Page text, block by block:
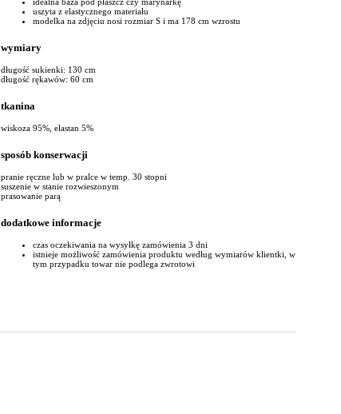
uszyta z elastycznego materiału
modelka na zdjęciu nosi rozmiar S i ma 178 cm wzrostu
wymiary
długość sukienki: 130 cm
długość rękawów: 60 cm
tkanina
wiskoza 95%, elastan 5%
sposób konserwacji
pranie ręczne lub w pralce w temp. 30 stopni
suszenie w stanie rozwieszonym
prasowanie parą
dodatkowe informacje
czas oczekiwania na wysyłkę zamówienia 3 dni
istnieje możliwość zamówienia produktu według wymiarów klientki, w
tym przypadku towar nie podlega zwrotowi